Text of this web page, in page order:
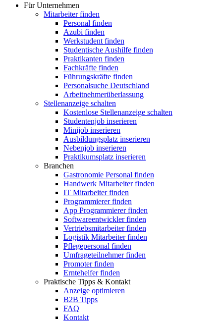
Für Unternehmen
Mitarbeiter finden
Personal finden
Azubi finden
Werkstudent finden
Studentische Aushilfe finden
Praktikanten finden
Fachkräfte finden
Führungskräfte finden
Personalsuche Deutschland
Arbeitnehmerüberlassung
Stellenanzeige schalten
Kostenlose Stellenanzeige schalten
Studentenjob inserieren
Minijob inserieren
Ausbildungsplatz inserieren
Nebenjob inserieren
Praktikumsplatz inserieren
Branchen
Gastronomie Personal finden
Handwerk Mitarbeiter finden
IT Mitarbeiter finden
Programmierer finden
App Programmierer finden
Softwareentwickler finden
Vertriebsmitarbeiter finden
Logistik Mitarbeiter finden
Pflegepersonal finden
Umfrageteilnehmer finden
Promoter finden
Erntehelfer finden
Praktische Tipps & Kontakt
Anzeige optimieren
B2B Tipps
FAQ
Kontakt